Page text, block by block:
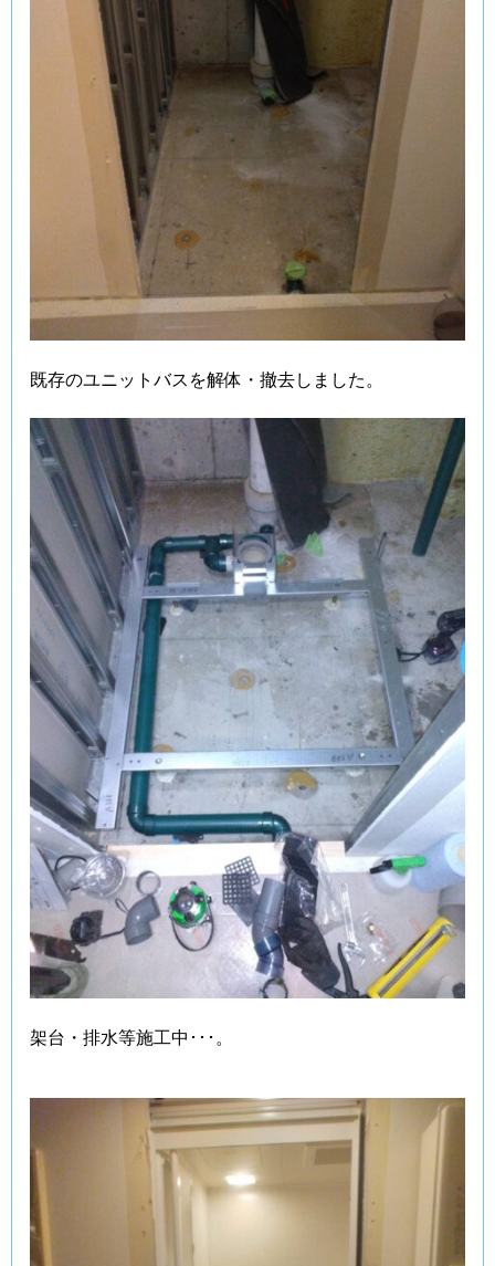
既存のユニットバスを解体・撤去しました。
架台・排水等施工中･･･。